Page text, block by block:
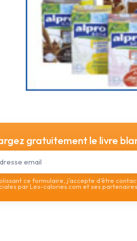
gratuitement le livre
ce formulaire, j’accepte d’être
par Les-calories.com et ses